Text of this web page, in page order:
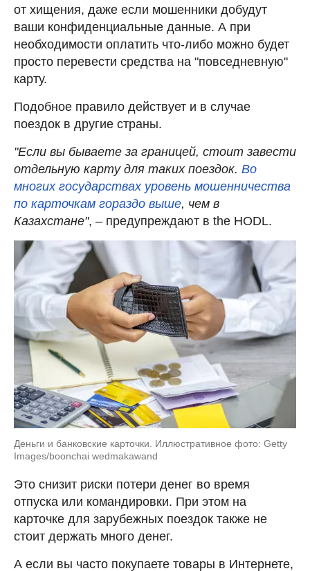
от хищения, даже если мошенники добудут
ваши конфиденциальные данные. А при
необходимости оплатить что-либо можно будет
просто перевести средства на "повседневную"
карту.
Подобное правило действует и в случае
поездок в другие страны.
"Если вы бываете за границей, стоит завести
отдельную карту для таких поездок. Во
многих государствах уровень мошенничества
по карточкам гораздо выше, чем в
Казахстане", – предупреждают в the HODL.
Деньги и банковские карточки. Иллюстративное фото: Getty
Images/boonchai wedmakawand
Это снизит риски потери денег во время
отпуска или командировки. При этом на
карточке для зарубежных поездок также не
стоит держать много денег.
А если вы часто покупаете товары в Интернете,